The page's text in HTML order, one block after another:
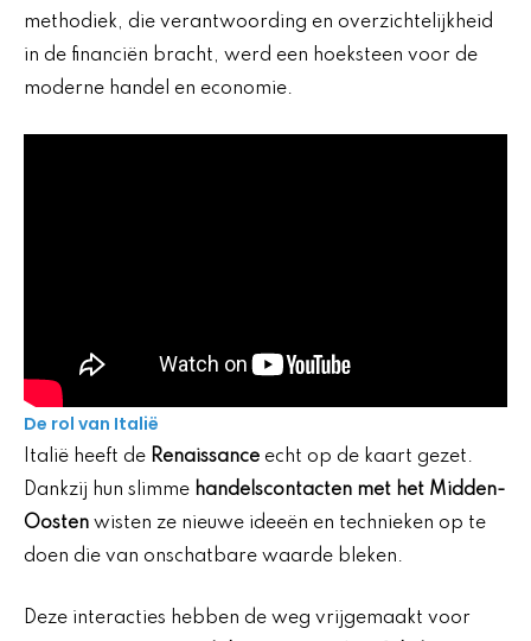
methodiek, die verantwoording en overzichtelijkheid
in de financiën bracht, werd een hoeksteen voor de
moderne handel en economie.
De rol van Italië
Italië heeft de Renaissance echt op de kaart gezet.
Dankzij hun slimme handelscontacten met het Midden-
Oosten wisten ze nieuwe ideeën en technieken op te
doen die van onschatbare waarde bleken.
Deze interacties hebben de weg vrijgemaakt voor